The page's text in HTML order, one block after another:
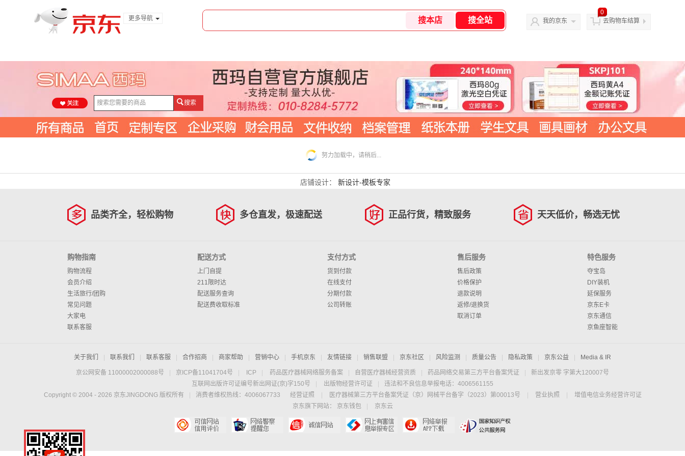
更多导航
我的京东
0
去购物车结算
搜索
努力加载中，请稍后...
店铺设计： 新设计-模板专家
品类齐全，轻松购物 多仓直发，极速配送 正品行货，精致服务 天天低价，畅选无忧
购物指南
购物流程
会员介绍
生活旅行/团购
常见问题
大家电
联系客服
配送方式
上门自提
211限时达
配送服务查询
配送费收取标准
支付方式
货到付款
在线支付
分期付款
公司转账
售后服务
售后政策
价格保护
退款说明
返修/退换货
取消订单
特色服务
夺宝岛
DIY装机
延保服务
京东E卡
京东通信
京鱼座智能
关于我们 联系我们 联系客服 合作招商 商家帮助 营销中心 手机京东 友情链接 销售联盟 京东社区 风险监测 质量公告 隐私政策 京东公益 Media & IR
京公网安备 11000002000088号 京ICP备11041704号 ICP 药品医疗器械网络服务备案 自营医疗器械经营资质 药品网络交易第三方平台备案凭证
新出发京零 字第大120007号
互联网出版许可证编号新出网证(京)字150号
出版物经营许可证
违法和不良信息举报电话：4006561155
Copyright © 2004 - 2026 京东JINGDONG 版权所有 消费者维权热线：4006067733 经营证照 医疗器械第三方平台备案凭证（京）网械平台备字（2023）第00013号 营业执照
增值电信业务经营许可证
京东旗下网站：
京东钱包 京东云